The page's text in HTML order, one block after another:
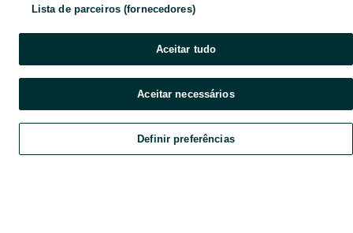
Explorar Favoritos Vender Chat Conta
Lista de parceiros (fornecedores)
Aceitar tudo
Aceitar necessários
Definir preferências